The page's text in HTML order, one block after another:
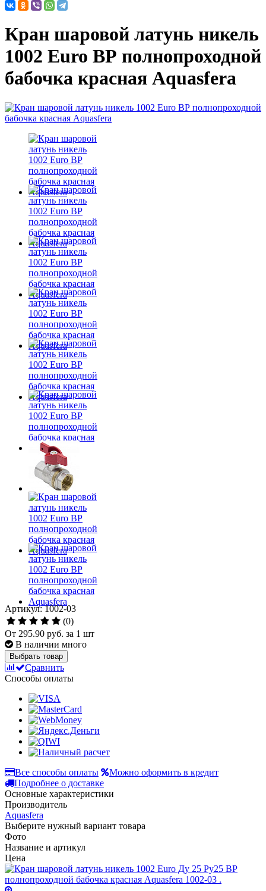
Кран шаровой латунь никель
1002 Euro ВР полнопроходной
бабочка красная Aquasfera
Артикул: 1002-03
(0)
От 295.90 руб. за 1 шт
В наличии много
Выбрать товар
Сравнить
Способы оплаты
Все способы оплаты
Можно оформить в кредит
Подробнее о доставке
Основные характеристики
Производитель
Aquasfera
Выберите нужный вариант товара
Фото
Название и артикул
Цена